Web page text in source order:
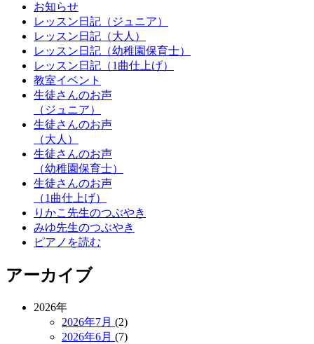
お知らせ
レッスン日記（ジュニア）
レッスン日記（大人）
レッスン日記（幼稚園保育士）
レッスン日記（1曲仕上げ）
教室イベント
生徒さんのお声
（ジュニア）
生徒さんのお声
（大人）
生徒さんのお声
（幼稚園保育士）
生徒さんのお声
（1曲仕上げ）
りかこ先生のつぶやき
みゆ先生のつぶやき
ピアノを読む
アーカイブ
2026年
2026年7月 (2)
2026年6月 (7)